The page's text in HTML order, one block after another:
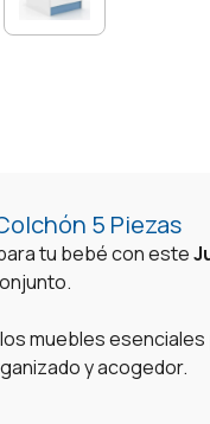
5 Piezas
tu bebé con este
muebles
y acogedor.